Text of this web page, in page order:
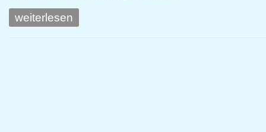
weiterlesen